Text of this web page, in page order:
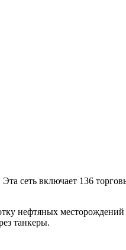
сеть включает 136
нефтяных
танкеры.